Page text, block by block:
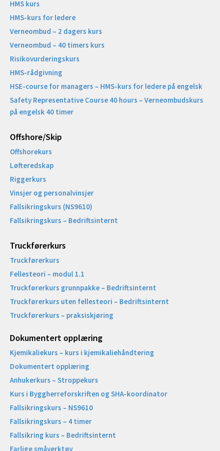
HMS kurs
HMS-kurs for ledere
Verneombud – 2 dagers kurs
Verneombud – 40 timers kurs
Risikovurderingskurs
HMS-rådgivning
HSE-course for managers – HMS-kurs for ledere på engelsk
Safety Representative Course 40 hours – Verneombudskurs
på engelsk 40 timer
Offshore/Skip​
Offshorekurs
Løfteredskap
Riggerkurs
Vinsjer og personalvinsjer
Fallsikringskurs (NS9610)
Fallsikringskurs – Bedriftsinternt
Truckførerkurs
Truckførerkurs
Fellesteori – modul 1.1
Truckførerkurs grunnpakke – Bedriftsinternt
Truckførerkurs uten fellesteori – Bedriftsinternt
Truckførerkurs – praksiskjøring
Dokumentert opplæring
Kjemikaliekurs – kurs i kjemikaliehåndtering
Dokumentert opplæring
Anhukerkurs – Stroppekurs
Kurs i Byggherreforskriften og SHA-koordinator
Fallsikringskurs – NS9610
Fallsikringskurs – 4 timer
Fallsikring kurs – Bedriftsinternt
Farlige småverktøy